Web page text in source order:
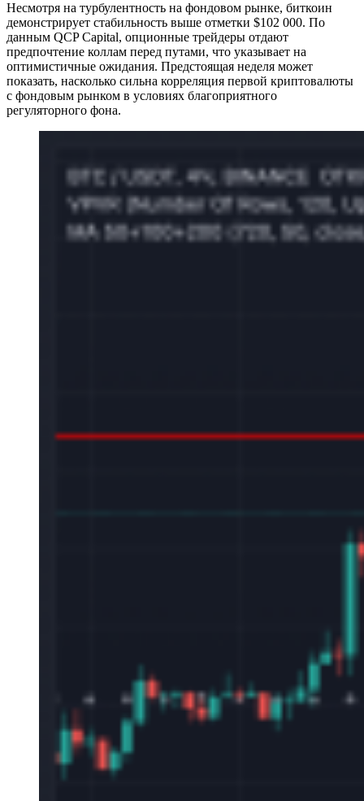
Несмотря на турбулентность на фондовом рынке, биткоин
демонстрирует стабильность выше отметки $102 000. По
данным QCP Capital, опционные трейдеры отдают
предпочтение коллам перед путами, что указывает на
оптимистичные ожидания. Предстоящая неделя может
показать, насколько сильна корреляция первой криптовалюты
с фондовым рынком в условиях благоприятного
регуляторного фона.